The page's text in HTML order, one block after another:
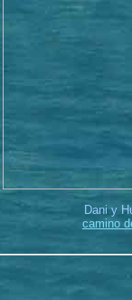
Dani y
camino